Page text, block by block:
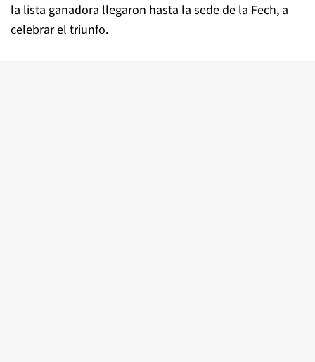
la lista ganadora llegaron hasta la sede de la Fech, a
celebrar el triunfo.